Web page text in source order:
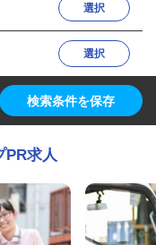
選択
選択
検索条件を保存
PR求人